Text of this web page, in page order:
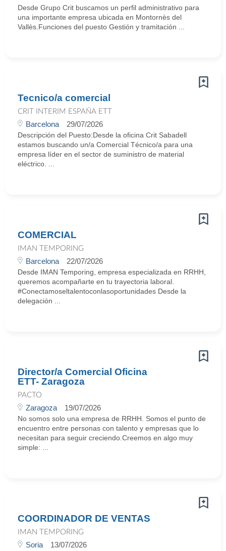
Desde Grupo Crit buscamos un perfil administrativo para
una importante empresa ubicada en Montornès del
Vallès.Funciones del puesto Gestión y tramitación ...
Tecnico/a comercial
CRIT INTERIM ESPAÑA ETT
Barcelona 29/07/2026
Descripción del Puesto:Desde la oficina Crit Sabadell
estamos buscando un/a Comercial Técnico/a para una
empresa líder en el sector de suministro de material
eléctrico. ...
COMERCIAL
IMAN TEMPORING
Barcelona 22/07/2026
Desde IMAN Temporing, empresa especializada en RRHH,
queremos acompañarte en tu trayectoria laboral.
#Conectamoseltalentoconlasoportunidades Desde la
delegación ...
Director/a Comercial Oficina
ETT- Zaragoza
PACTO
Zaragoza 19/07/2026
No somos solo una empresa de RRHH. Somos el punto de
encuentro entre personas con talento y empresas que lo
necesitan para seguir creciendo.Creemos en algo muy
simple: ...
COORDINADOR DE VENTAS
IMAN TEMPORING
Soria 13/07/2026